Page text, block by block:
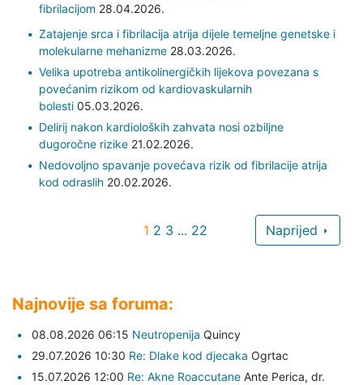
fibrilacijom 28.04.2026.
Zatajenje srca i fibrilacija atrija dijele temeljne genetske i
molekularne mehanizme28.03.2026.
Velika upotreba antikolinergičkih lijekova povezana s
povećanim rizikom od kardiovaskularnih
bolesti05.03.2026.
Delirij nakon kardioloških zahvata nosi ozbiljne
dugoročne rizike21.02.2026.
Nedovoljno spavanje povećava rizik od fibrilacije atrija
kod odraslih20.02.2026.
1 2 3 ... 22 Naprijed
Najnovije sa foruma:
08.08.2026 06:15 Neutropenija Quincy
29.07.2026 10:30 Re: Dlake kod djecaka Ogrtac
15.07.2026 12:00 Re: Akne Roaccutane Ante Perica, dr.